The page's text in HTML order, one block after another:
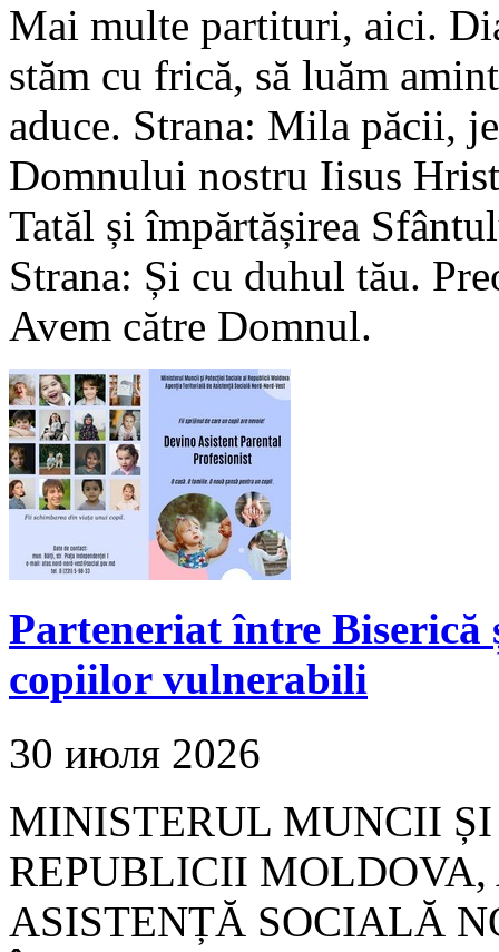
Mai multe partituri, aici.
stăm cu frică, să luăm
aduce. Strana: Mila păcii,
Domnului nostru Iisus
Tatăl și împărtășirea
Strana: Și cu duhul tău.
Avem către Domnul.
Parteneriat între
copiilor vulnerabili
30 июля 2026
MINISTERUL MUNCII
REPUBLICII
ASISTENȚĂ SOCIALĂ